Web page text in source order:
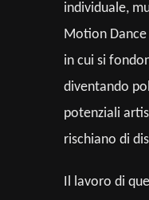
individuale,
Motion
in cui si
diventando
potenziali
rischiano di
Il lavoro di